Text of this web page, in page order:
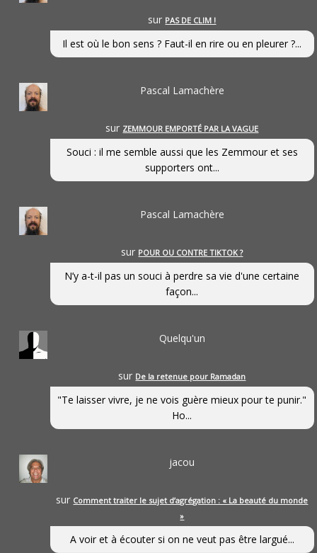
sur PAS DE CLIM !
Il est où le bon sens ? Faut-il en rire ou en pleurer ?...
Pascal Lamachère
sur ZEMMOUR EMPORTÉ PAR LA VAGUE
Souci : il me semble aussi que les Zemmour et ses
supporters ont...
Pascal Lamachère
sur POUR OU CONTRE TIKTOK ?
N’y a-t-il pas un souci à perdre sa vie d'une certaine
façon...
Quelqu'un
sur De la retenue pour Ramadan
"Te laisser vivre, je ne vois guère mieux pour te punir."
Ho...
jacou
sur Comment traiter le sujet d’agrégation : « La beauté du monde
»
A voir et à écouter si on ne veut pas être largué...